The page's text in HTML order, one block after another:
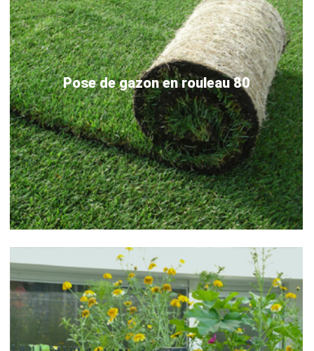
Pose de gazon en rouleau 80